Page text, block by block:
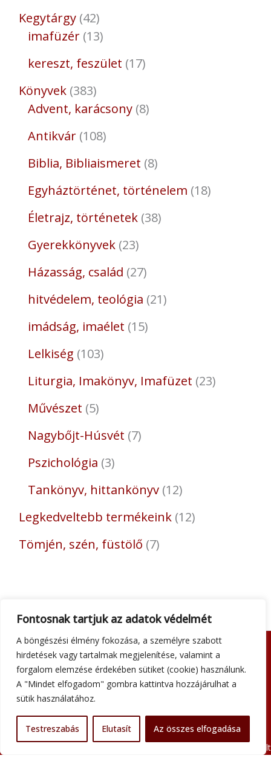
Fontosnak tartjuk az adatok védelmét
A böngészési élmény fokozása, a személyre szabott
hirdetések vagy tartalmak megjelenítése, valamint a
forgalom elemzése érdekében sütiket (cookie) használunk.
A "Mindet elfogadom" gombra kattintva hozzájárulhat a
sütik használatához.
Testreszabás Elutasít Az összes elfogadása
Kegytárgy 42
imafüzér 13
kereszt, feszület 17
Könyvek 383
Advent, karácsony 8
Antikvár 108
Biblia, Bibliaismeret 8
Egyháztörténet, történelem 18
Életrajz, történetek 38
Gyerekkönyvek 23
Házasság, család 27
hitvédelem, teológia 21
imádság, imaélet 15
Lelkiség 103
Liturgia, Imakönyv, Imafüzet 23
Művészet 5
Nagybőjt-Húsvét 7
Pszichológia 3
Tankönyv, hittankönyv 12
Legkedveltebb termékeink 12
Tömjén, szén, füstölő 7
Adatkezelési tájékoztató
Általános szerződési feltételek
Kapcsolat
Minden jog fenntartva © 2026 Szent Atanáz Könyv- és Kegytárgybolt